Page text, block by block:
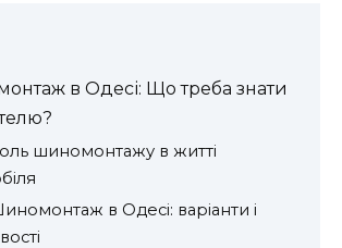
в Одесі: Що треба знати
шиномонтажу в житті
в Одесі: варіанти і